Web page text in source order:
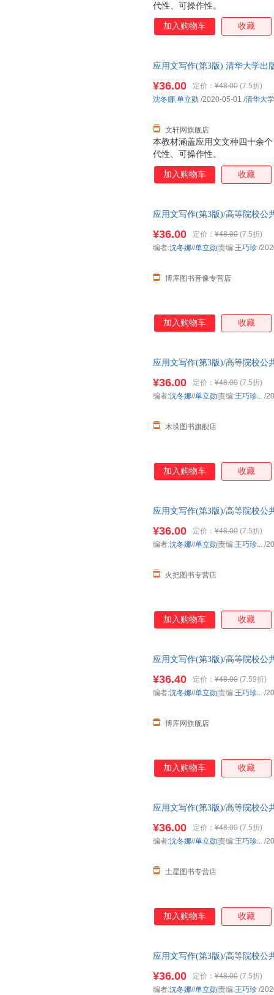
代性、可操作性。
加入购物车 收藏
应用文写作(第3版) 清华大学出
本教材涵盖应用文文种四十余
代性、可操作性。
¥36.00 定价： ¥48.00 (7.5折)
文轩网旗舰店
沈冬娜,单立勋 /2020-05-01 /清华大
加入购物车 收藏
应用文写作(第3版)/高等院校公
¥36.00 定价： ¥48.00 (7.5折)
博库图书音像专营店
编者:沈冬娜//单立勋| 责编:王巧珍 /
加入购物车 收藏
应用文写作(第3版)/高等院校公
¥36.00 定价： ¥48.00 (7.5折)
木垛图书旗舰店
编者:沈冬娜//单立勋| 责编:王巧珍... /
加入购物车 收藏
应用文写作(第3版)/高等院校公
¥36.00 定价： ¥48.00 (7.5折)
火把图书专营店
编者:沈冬娜//单立勋| 责编:王巧珍... /
加入购物车 收藏
应用文写作(第3版)/高等院校公
¥36.40 定价： ¥48.00 (7.59折)
博库网旗舰店
编者:沈冬娜//单立勋| 责编:王巧珍... /
加入购物车 收藏
应用文写作(第3版)/高等院校公
¥36.00 定价： ¥48.00 (7.5折)
土星图书专营店
编者:沈冬娜//单立勋| 责编:王巧珍... /
加入购物车 收藏
应用文写作(第3版)/高等院校公
¥36.00 定价： ¥48.00 (7.5折)
编者:沈冬娜//单立勋| 责编:王巧珍 /